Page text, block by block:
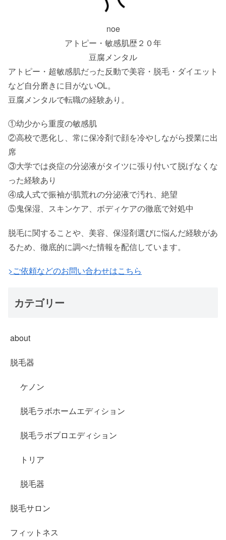
noe
アトピー・敏感肌歴２０年
豆腐メンタル
アトピー・超敏感肌だった反動で美容・脱毛・ダイエット
など自分磨きに目がないOL。
豆腐メンタルで転職の経験あり。
①幼少から重度の敏感肌
②高校で悪化し、常に保冷剤で顔を冷やしながら授業に出
席
③大学では炎症の分泌液がタイツに張り付いて脱げなくな
った経験あり
④成人式で振袖が肌荒れの分泌液で汚れ、絶望
⑤鬼保湿、スキンケア、ボディケアの徹底で対処中
脱毛に関することや、美容、保湿剤選びに悩んだ経験があ
るため、徹底的に調べた情報を配信しています。
>ご依頼などのお問い合わせはこちら
カテゴリー
about
脱毛器
ケノン
脱毛ラボホームエディション
脱毛ラボプロエディション
トリア
脱毛器
脱毛サロン
フィットネス